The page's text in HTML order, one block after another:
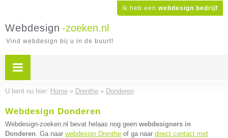
Ik heb een webdesign bedrijf
Webdesign -zoeken.nl
Vind webdesign bij u in de buurt!
U bent nu hier: Home » Drenthe » Donderen
Webdesign Donderen
Webdesign-zoeken.nl bevat helaas nog geen webdesigners in
Donderen. Ga naar webdesign Drenthe of ga naar direct contact met